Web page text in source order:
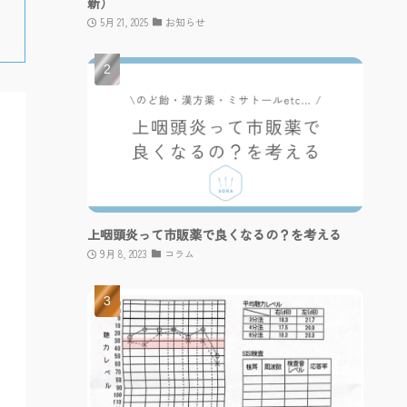
5月 21, 2025 お知らせ
上咽頭炎って市販薬で良くなるの？を考える
9月 8, 2023 コラム